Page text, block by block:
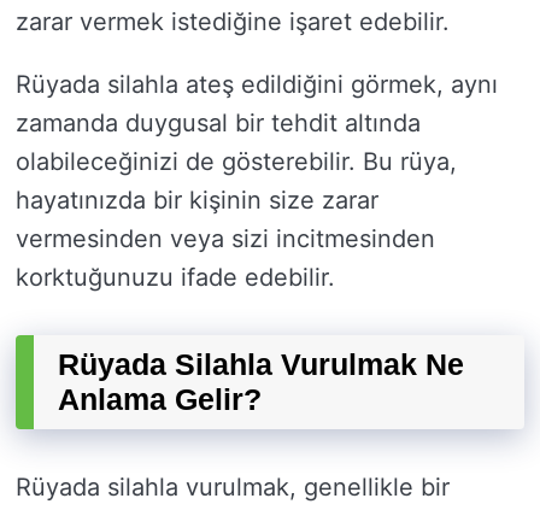
zarar vermek istediğine işaret edebilir.
Rüyada silahla ateş edildiğini görmek, aynı
zamanda duygusal bir tehdit altında
olabileceğinizi de gösterebilir. Bu rüya,
hayatınızda bir kişinin size zarar
vermesinden veya sizi incitmesinden
korktuğunuzu ifade edebilir.
Rüyada Silahla Vurulmak Ne
Anlama Gelir?
Rüyada silahla vurulmak, genellikle bir